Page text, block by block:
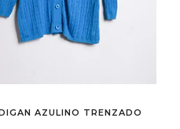
AZULINO TRENZADO